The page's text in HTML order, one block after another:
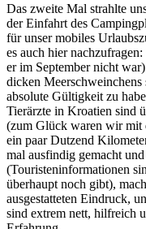
Das zweite Mal strahlte
der Einfahrt des
für unser mobiles
es auch hier
er im September nicht
dicken
absolute Gültigkeit zu
Tierärzte in Kroatien sind
(zum Glück waren wir mit
ein paar Dutzend
mal ausfindig gemacht
(Touristeninformationen
überhaupt noch gibt),
ausgestatteten Eindruck,
sind extrem nett, hilfreich